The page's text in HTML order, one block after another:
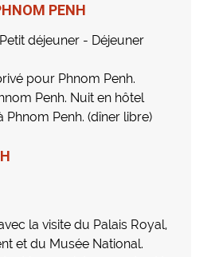
PENH
déjeuner - Déjeuner
pour Phnom Penh.
Penh. Nuit en hôtel
Penh. (dîner libre)
la visite du Palais Royal,
et du Musée National.